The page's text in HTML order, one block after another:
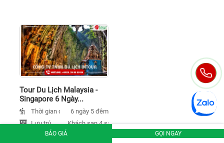
Tour Du Lịch Malaysia -
Singapore 6 Ngày...
Thời gian đi
6 ngày 5 đêm
Lưu trú
Khách sạn 4 sao
Điểm khởi hành
BÁO GIÁ GỌI NGAY